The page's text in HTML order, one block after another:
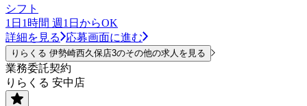
シフト
1日1時間 週1日からOK
詳細を見る
応募画面に進む
りらくる 伊勢崎西久保店3のその他の求人を見る
業務委託契約
りらくる 安中店